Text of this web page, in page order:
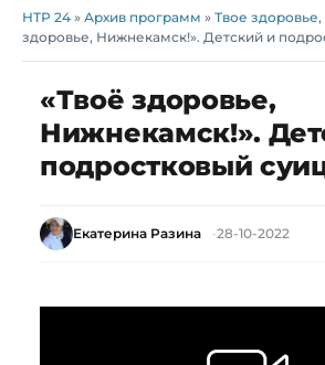
НТР 24 » Архив программ » Твое
здоровье, Нижнекамск!». Детский и
«Твоё здоровье,
Нижнекамск!».
подростковый
Екатерина Разина 28-10-2022